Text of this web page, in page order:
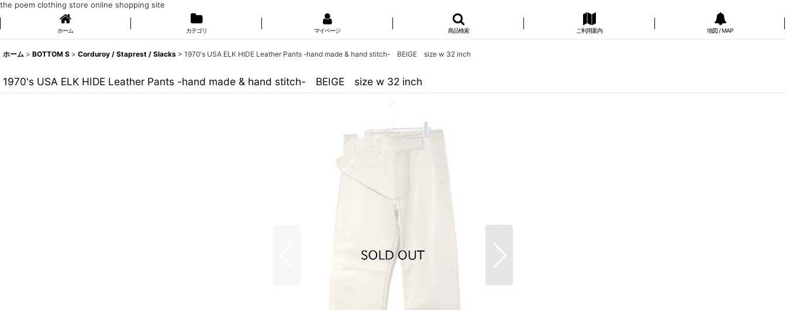
the poem clothing store online shopping site
ホーム カテゴリ マイページ 商品検索 ご利用案内 地図 / MAP
ホーム > BOTTOM S > Corduroy / Staprest / Slacks > 1970's USA ELK HIDE Leather Pants -hand made & hand stitch- BEIGE size w 32 inch
1970's USA ELK HIDE Leather Pants -hand made & hand stitch- BEIGE size w 32 inch